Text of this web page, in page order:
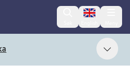
Change
Vis